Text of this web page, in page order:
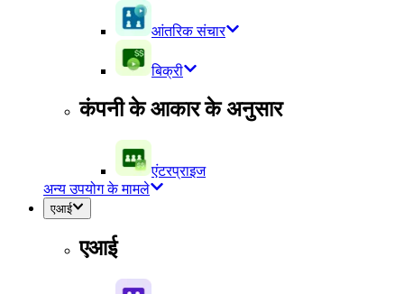
आंतरिक संचार
बिक्री
कंपनी के आकार के अनुसार
एंटरप्राइज
अन्य उपयोग के मामले
एआई
एआई